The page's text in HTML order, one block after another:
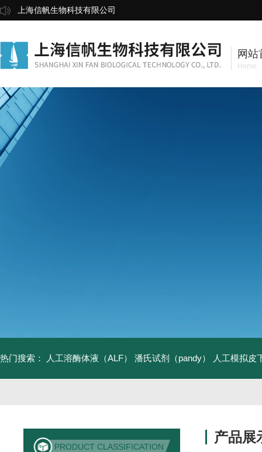
上海信帆生物科技有限公司
网站
Home
热门搜索： 人工溶酶体液（ALF） 潘氏试剂（pandy） 人工模拟皮
PRODUCT CLASSIFICATION
产品展